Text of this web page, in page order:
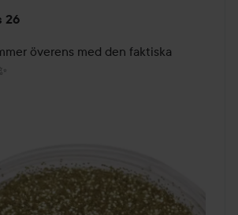
26
överens med den faktiska